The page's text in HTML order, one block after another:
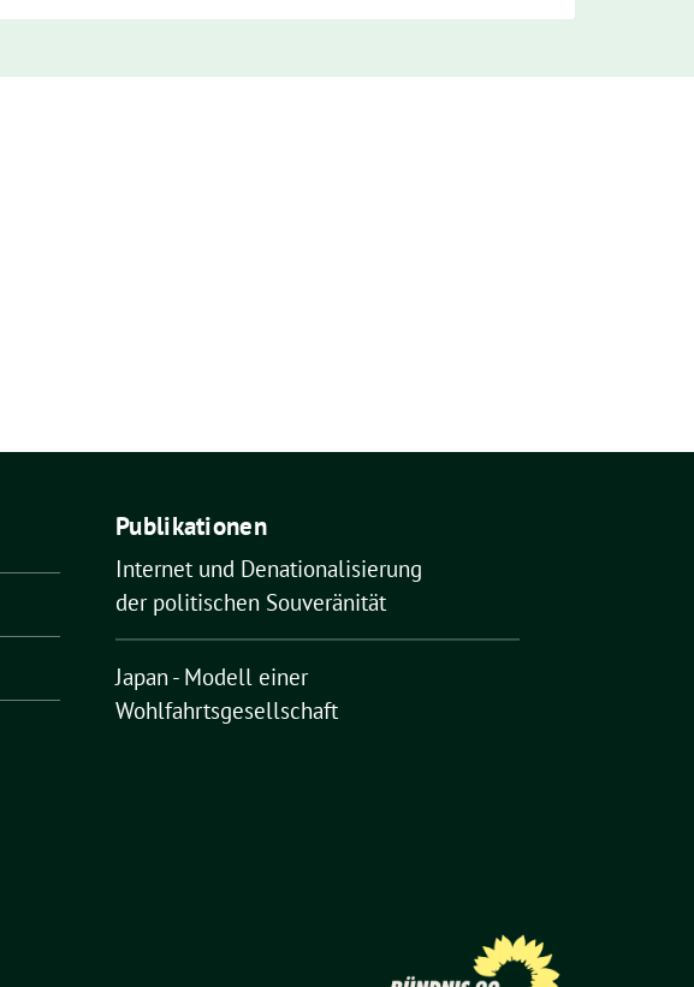
Publikationen
Internet und Denationalisierung
der politischen Souveränität
Japan - Modell einer
Wohlfahrtsgesellschaft